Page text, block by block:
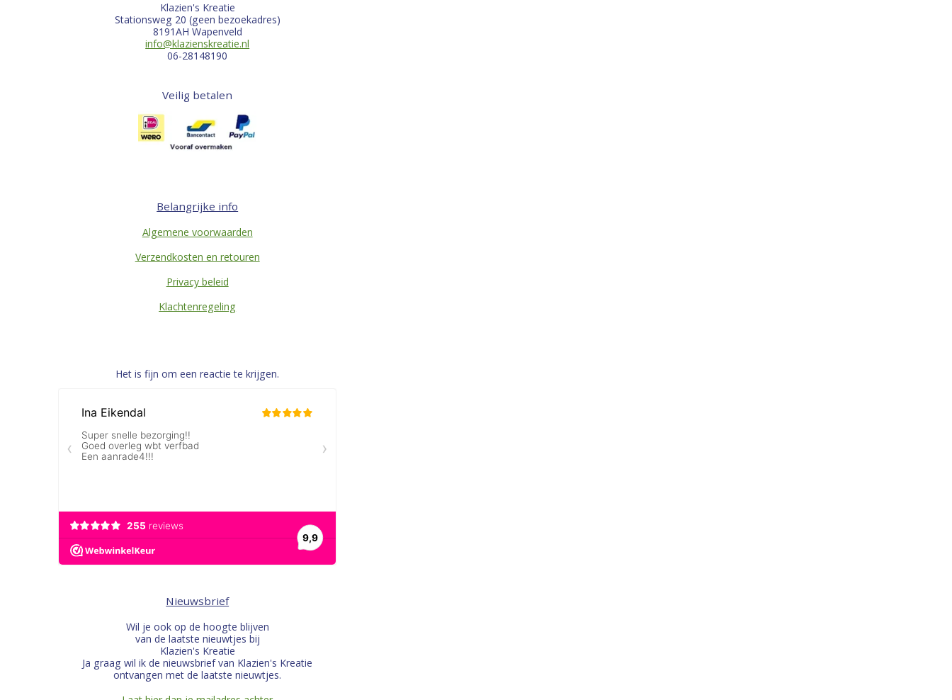
Klazien's Kreatie
Stationsweg 20 (geen bezoekadres)
8191AH Wapenveld
info@klazienskreatie.nl
06-28148190
Veilig betalen
Belangrijke info
Algemene voorwaarden
Verzendkosten en retouren
Privacy beleid
Klachtenregeling
Het is fijn om een reactie te krijgen.
Nieuwsbrief
Wil je ook op de hoogte blijven
van de laatste nieuwtjes bij
Klazien's Kreatie
Ja graag wil ik de nieuwsbrief van Klazien's Kreatie
ontvangen met de laatste nieuwtjes.